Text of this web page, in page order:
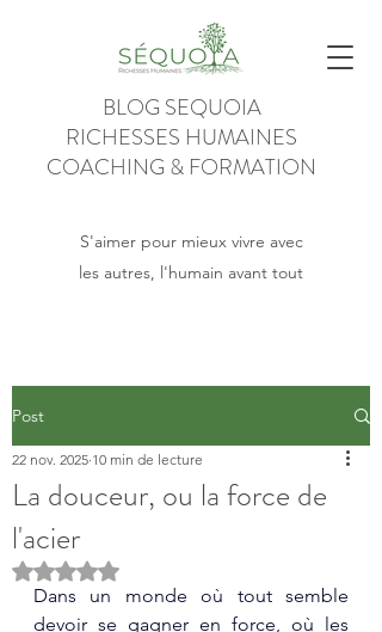
BLOG SEQUOIA
RICHESSES HUMAINES
COACHING & FORMATION
S'aimer pour mieux vivre avec
les autres, l'humain avant tout
Post
La douceur, ou la force de
l'acier
22 nov. 2025 10 min de lecture
Noté NaN étoiles sur 5.
Dans un monde où tout semble
devoir se gagner en force, où les